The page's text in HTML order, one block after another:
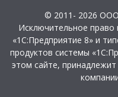
© 2011- 2026
Исключительное право
«1С:Предприятие 8» и
продуктов системы
этом сайте,